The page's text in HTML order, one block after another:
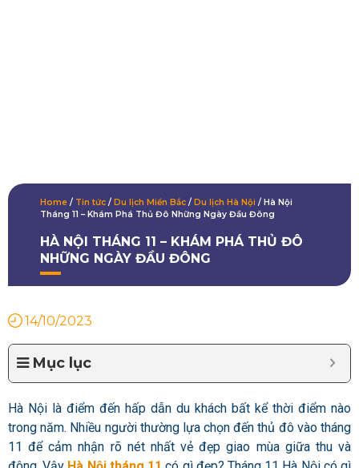
Home / Tin tức / Du lịch Miền Bắc / Du lịch Hà Nội / Hà Nội
Tháng 11 – Khám Phá Thủ Đô Những Ngày Đầu Đông
HÀ NỘI THÁNG 11 – KHÁM PHÁ THỦ ĐÔ
NHỮNG NGÀY ĐẦU ĐÔNG
14/10/2023
Mục lục
Hà Nội là điểm đến hấp dẫn du khách bất kể thời điểm nào
trong năm. Nhiều người thường lựa chọn đến thủ đô vào tháng
11 để cảm nhận rõ nét nhất vẻ đẹp giao mùa giữa thu và